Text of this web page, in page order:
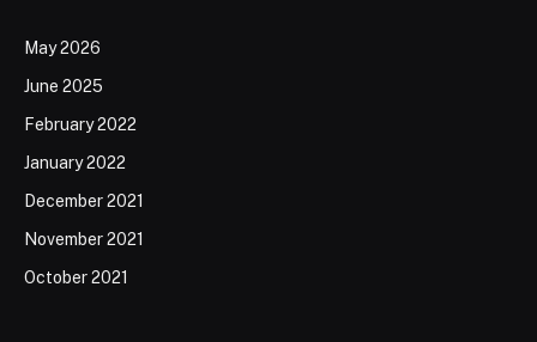
May 2026
June 2025
February 2022
January 2022
December 2021
November 2021
October 2021